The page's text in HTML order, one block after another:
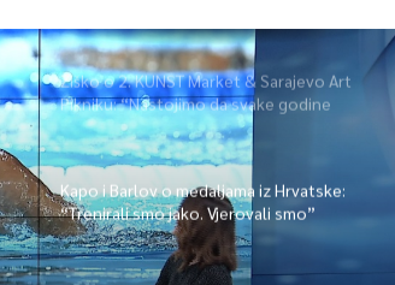
Žiško o 2. KUNST Market & Sarajevo Art
Pikniku: “Nastojimo da svake godine
ponudimo više događaja” (video)
Kapo i Barlov o medaljama iz Hrvatske:
“Trenirali smo jako. Vjerovali smo”